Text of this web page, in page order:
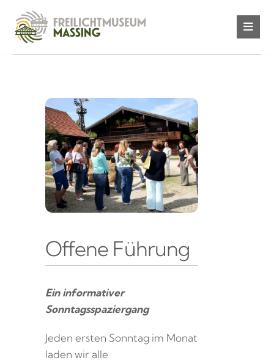
Offene Führung
Ein informativer
Sonntagsspaziergang
Jeden ersten Sonntag im Monat
laden wir alle